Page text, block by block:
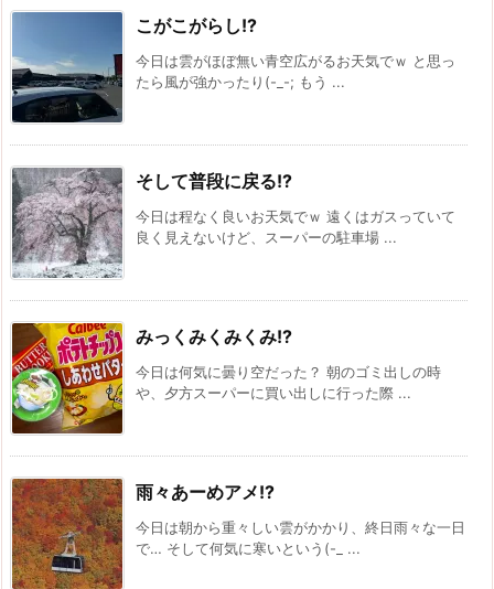
こがこがらし!?
今日は雲がほぼ無い青空広がるお天気でｗ と思っ
たら風が強かったり(-_-; もう ...
そして普段に戻る!?
今日は程なく良いお天気でｗ 遠くはガスっていて
良く見えないけど、スーパーの駐車場 ...
みっくみくみくみ!?
今日は何気に曇り空だった？ 朝のゴミ出しの時
や、夕方スーパーに買い出しに行った際 ...
雨々あーめアメ!?
今日は朝から重々しい雲がかかり、終日雨々な一日
で… そして何気に寒いという(-_ ...